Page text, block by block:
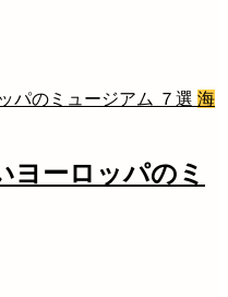
海
ヨーロッパのミ